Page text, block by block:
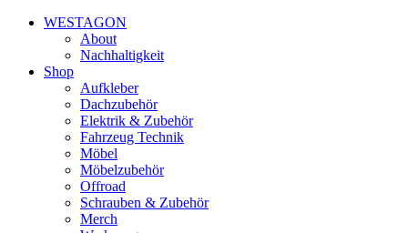
WESTAGON
About
Nachhaltigkeit
Shop
Aufkleber
Dachzubehör
Elektrik & Zubehör
Fahrzeug Technik
Möbel
Möbelzubehör
Offroad
Schrauben & Zubehör
Merch